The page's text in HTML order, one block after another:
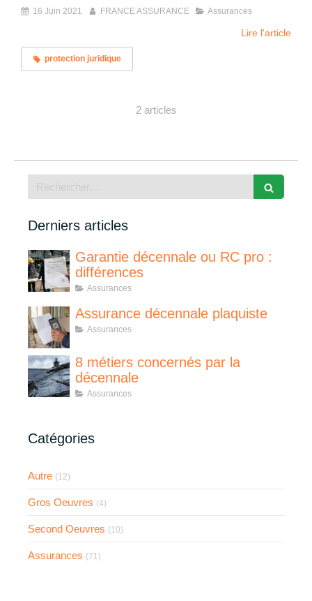
16 Juin 2021 FRANCE ASSURANCE Assurances
Lire l'article
protection juridique
2 articles
Derniers articles
Garantie décennale ou RC pro :
différences
Assurances
Assurance décennale plaquiste
Assurances
8 métiers concernés par la
décennale
Assurances
Catégories
Autre (12)
Gros Oeuvres (4)
Second Oeuvres (10)
Assurances (71)